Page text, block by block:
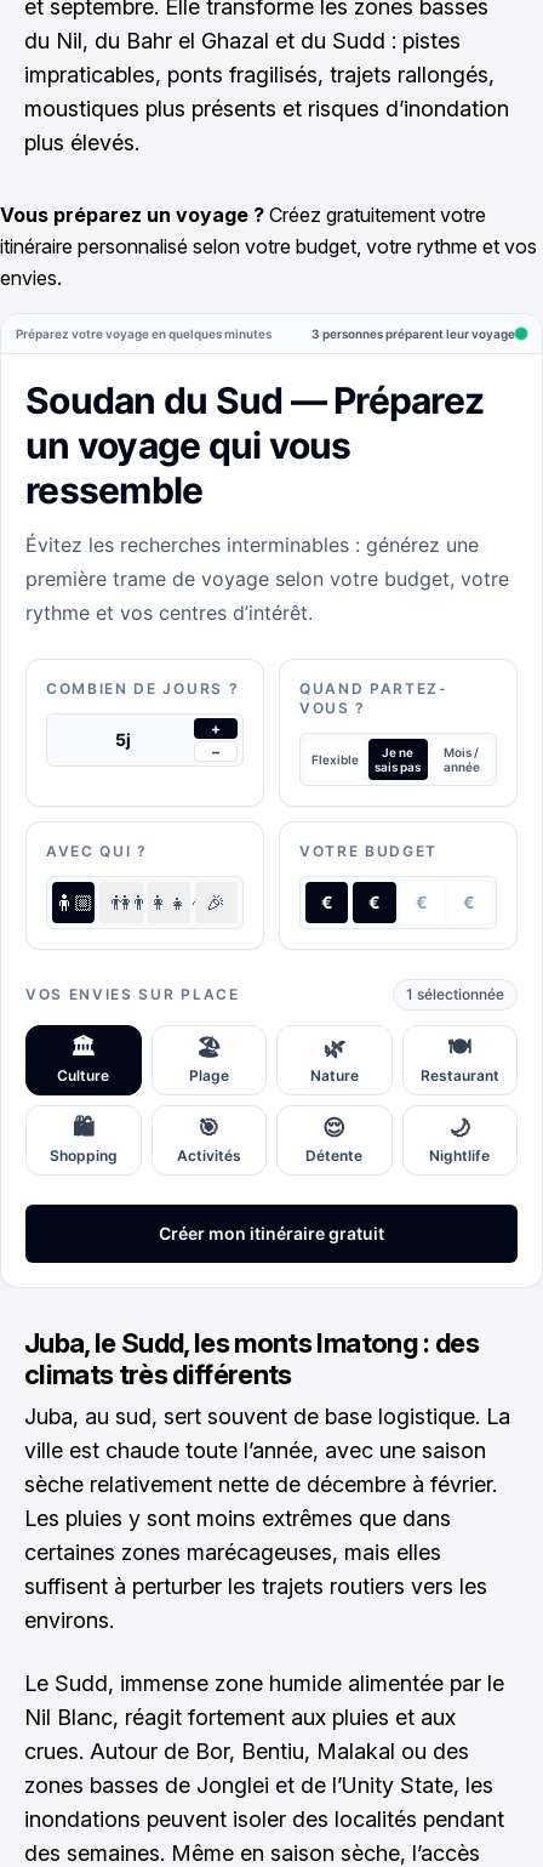
et septembre. Elle transforme les zones basses
du Nil, du Bahr el Ghazal et du Sudd : pistes
impraticables, ponts fragilisés, trajets rallongés,
moustiques plus présents et risques d’inondation
plus élevés.
Vous préparez un voyage ? Créez gratuitement votre
itinéraire personnalisé selon votre budget, votre rythme et vos
envies.
Juba, le Sudd, les monts Imatong : des
climats très différents
Juba, au sud, sert souvent de base logistique. La
ville est chaude toute l’année, avec une saison
sèche relativement nette de décembre à février.
Les pluies y sont moins extrêmes que dans
certaines zones marécageuses, mais elles
suffisent à perturber les trajets routiers vers les
environs.
Le Sudd, immense zone humide alimentée par le
Nil Blanc, réagit fortement aux pluies et aux
crues. Autour de Bor, Bentiu, Malakal ou des
zones basses de Jonglei et de l’Unity State, les
inondations peuvent isoler des localités pendant
des semaines. Même en saison sèche, l’accès